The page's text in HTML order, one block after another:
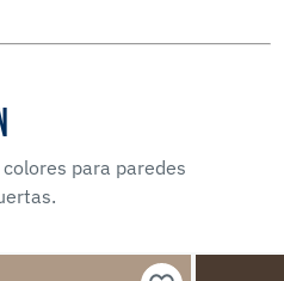
para paredes